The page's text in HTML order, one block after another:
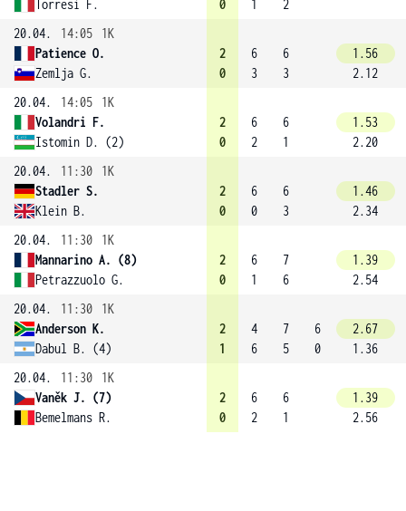
Torresi F. 0 1
2
20.04.
14:05
1K
Patience O.
Zemlja G.
2
0
6
3
6
3
1.56
2.12
20.04.
14:05
1K
Volandri F.
Istomin D. (2)
2
0
6
2
6
1
1.53
2.20
20.04.
11:30
1K
Stadler S.
Klein B.
2
0
6
0
6
3
1.46
2.34
20.04.
11:30
1K
Mannarino A. (8)
Petrazzuolo G.
2
0
6
1
7
6
1.39
2.54
20.04.
11:30
1K
Anderson K.
Dabul B. (4)
2
1
4
6
7
5
6
0
2.67
1.36
20.04.
11:30
1K
Vaněk J. (7)
Bemelmans R.
2
0
6
2
6
1
1.39
2.56